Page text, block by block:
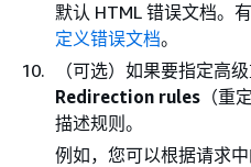
默认 HTML 错误文档。
定义错误文档。
（可选）如果要指定高
Redirection rules （重
描述规则。
例如，您可以根据请求